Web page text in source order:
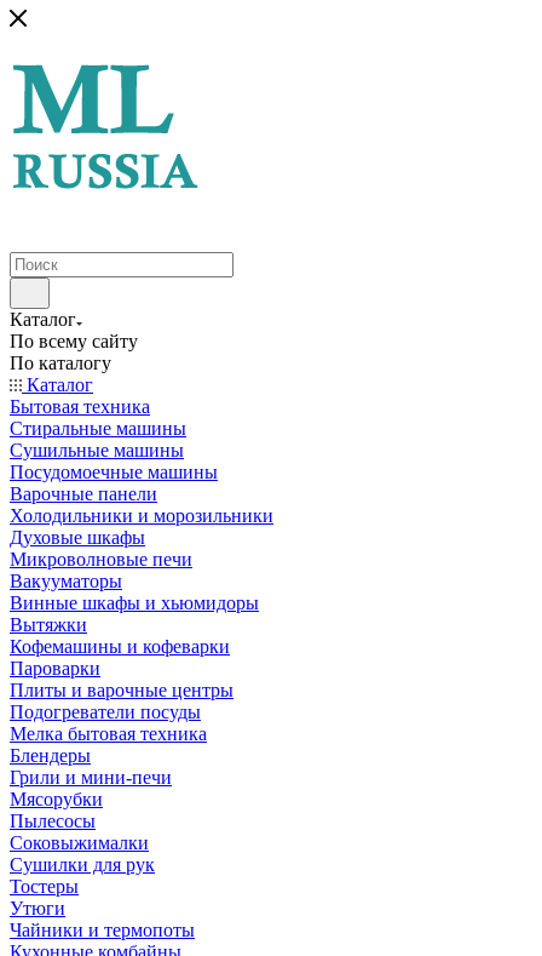
Каталог
По всему сайту
По каталогу
Каталог
Бытовая техника
Стиральные машины
Сушильные машины
Посудомоечные машины
Варочные панели
Холодильники и морозильники
Духовые шкафы
Микроволновые печи
Вакууматоры
Винные шкафы и хьюмидоры
Вытяжки
Кофемашины и кофеварки
Пароварки
Плиты и варочные центры
Подогреватели посуды
Мелка бытовая техника
Блендеры
Грили и мини-печи
Мясорубки
Пылесосы
Соковыжималки
Сушилки для рук
Тостеры
Утюги
Чайники и термопоты
Кухонные комбайны